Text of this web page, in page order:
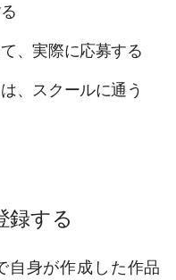
、実際に応募する
、スクールに通う
録する
自身が作成した作品